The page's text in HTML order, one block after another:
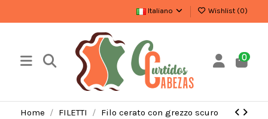
Italiano Wishlist (0)
0
Home FILETTI Filo cerato con grezzo scuro